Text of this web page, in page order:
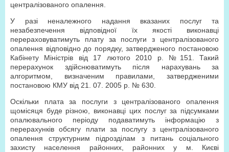
централізованого опалення.
У разі неналежного надання вказаних послуг та
незабезпечення відповідної їх якості виконавці
перераховуватимуть плату за послуги з централізованого
опалення відповідно до порядку, затвердженого постановою
Кабінету Міністрів від 17 лютого 2010 р. №151. Такий
перерахунок здійснюватимуть після нарахувань за
алгоритмом, визначеним правилами, затвердженими
постановою КМУ від 21. 07. 2005 р. № 630.
Оскільки плата за послуги з централізованого опалення
щомісяця буде різною, виконавці цих послуг за підсумками
опалювального періоду подаватимуть інформацію з
перерахунків обсягу плати за послугу з централізованого
опалення структурним підрозділам з питань соціального
захисту населення районних, районних у м. Києві